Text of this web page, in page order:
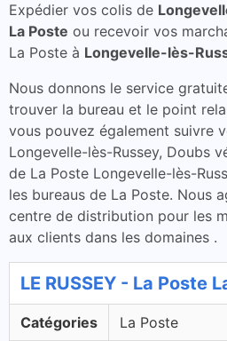
Expédier vos colis de
La Poste ou recevoir vos
La Poste à Longevelle-lès-
Nous donnons le service
trouver la bureau et le point
vous pouvez également suivre
Longevelle-lès-Russey, Doubs
de La Poste Longevelle-lès-
les bureaus de La Poste. Nous
centre de distribution pour les
aux clients dans les domaines .
LE RUSSEY - La Poste
Catégories La Poste